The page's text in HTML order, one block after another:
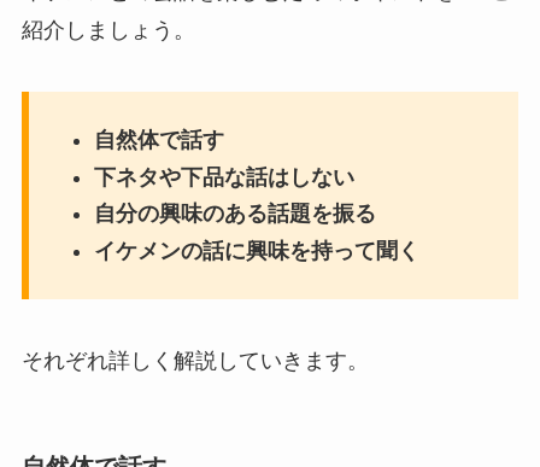
紹介しましょう。
自然体で話す
下ネタや下品な話はしない
自分の興味のある話題を振る
イケメンの話に興味を持って聞く
それぞれ詳しく解説していきます。